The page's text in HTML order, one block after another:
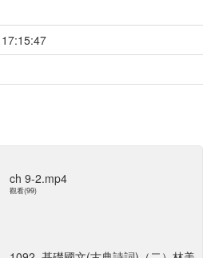
ch 9-2.mp4
觀看(99)